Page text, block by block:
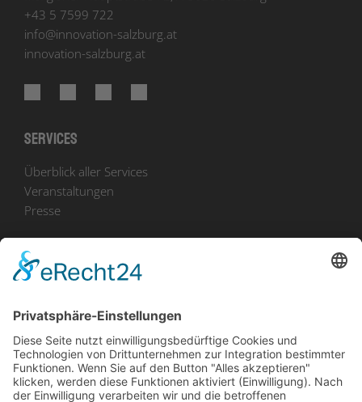
+43 5 7599 722
info@innovation-salzburg.at
innovation-salzburg.at
Services
Überblick aller Services
Veranstaltungen
Presse
Bekanntmachungen
Ausschreibungen
Zu uns
Unser Team